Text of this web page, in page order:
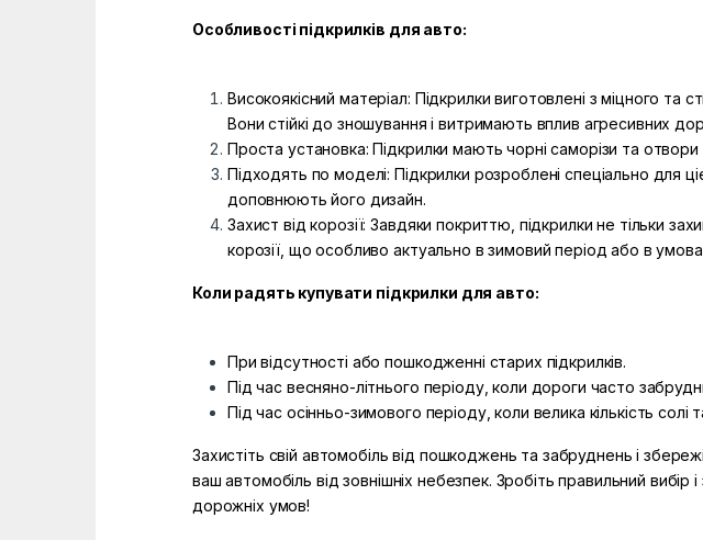
Особливості підкрилків для авто:
Високоякісний матеріал: Підкрилки виготовлені з міцного та
Вони стійкі до зношування і витримають вплив агресивних
Проста установка: Підкрилки мають чорні саморізи та
Підходять по моделі: Підкрилки розроблені спеціально для
доповнюють його дизайн.
Захист від корозії: Завдяки покриттю, підкрилки не тільки
корозії, що особливо актуально в зимовий період або в
Коли радять купувати підкрилки для авто:
При відсутності або пошкодженні старих підкрилків.
Під час весняно-літнього періоду, коли дороги часто
Під час осінньо-зимового періоду, коли велика кількість
Захистіть свій автомобіль від пошкоджень та забруднень і
ваш автомобіль від зовнішніх небезпек. Зробіть правильний
дорожніх умов!